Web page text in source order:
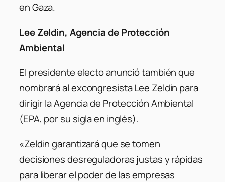
en Gaza.
Lee Zeldin, Agencia de Protección
Ambiental
El presidente electo anunció también que
nombrará al excongresista Lee Zeldin para
dirigir la Agencia de Protección Ambiental
(EPA, por su sigla en inglés).
«Zeldin garantizará que se tomen
decisiones desreguladoras justas y rápidas
para liberar el poder de las empresas